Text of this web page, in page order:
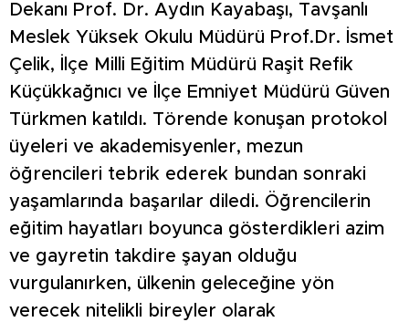
Dekanı Prof. Dr. Aydın Kayabaşı, Tavşanlı
Meslek Yüksek Okulu Müdürü Prof.Dr. İsmet
Çelik, İlçe Milli Eğitim Müdürü Raşit Refik
Küçükkağnıcı ve İlçe Emniyet Müdürü Güven
Türkmen katıldı. Törende konuşan protokol
üyeleri ve akademisyenler, mezun
öğrencileri tebrik ederek bundan sonraki
yaşamlarında başarılar diledi. Öğrencilerin
eğitim hayatları boyunca gösterdikleri azim
ve gayretin takdire şayan olduğu
vurgulanırken, ülkenin geleceğine yön
verecek nitelikli bireyler olarak